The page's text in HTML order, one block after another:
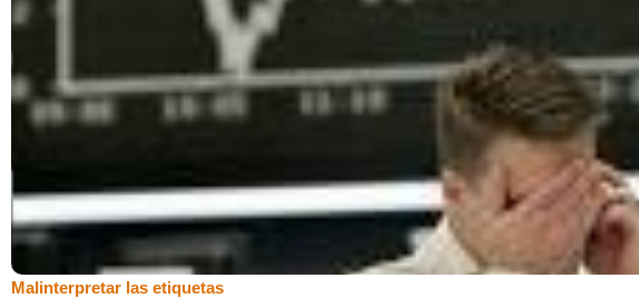
Malinterpretar las etiquetas